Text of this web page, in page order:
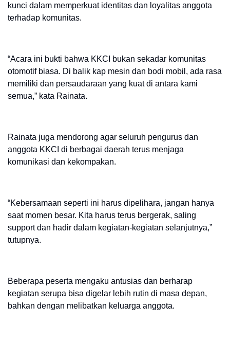
kunci dalam memperkuat identitas dan loyalitas anggota
terhadap komunitas.
“Acara ini bukti bahwa KKCI bukan sekadar komunitas
otomotif biasa. Di balik kap mesin dan bodi mobil, ada rasa
memiliki dan persaudaraan yang kuat di antara kami
semua,” kata Rainata.
Rainata juga mendorong agar seluruh pengurus dan
anggota KKCI di berbagai daerah terus menjaga
komunikasi dan kekompakan.
“Kebersamaan seperti ini harus dipelihara, jangan hanya
saat momen besar. Kita harus terus bergerak, saling
support dan hadir dalam kegiatan-kegiatan selanjutnya,”
tutupnya.
Beberapa peserta mengaku antusias dan berharap
kegiatan serupa bisa digelar lebih rutin di masa depan,
bahkan dengan melibatkan keluarga anggota.